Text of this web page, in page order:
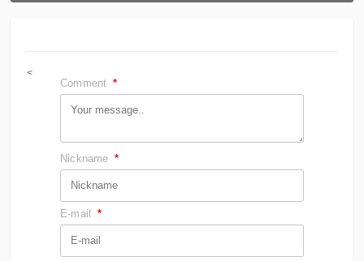
<
Comment *
Nickname *
E-mail *